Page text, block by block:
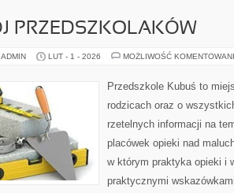
PRZEDSZKOLAKÓW
LUT - 1 - 2026 MOŻLIWOŚĆ
Przedszkole Kubuś to
rodzicach oraz o
rzetelnych informacji na
placówek opieki nad
w którym praktyka opieki i
praktycznymi